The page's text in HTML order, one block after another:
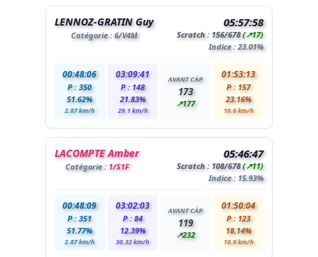
LENNOZ-GRATIN Guy
Catégorie : 6/V4M
05:57:58
Scratch : 156/678(↗17)
Indice : 23.01%
00:48:06
P : 350
51.62%
2.87 km/h
03:09:41
P : 148
21.83%
29.1 km/h
AVANT CÀP
173
↗177
01:53:13
P : 157
23.16%
10.6 km/h
LACOMPTE Amber
Catégorie : 1/S1F
05:46:47
Scratch : 108/678(↗11)
Indice : 15.93%
00:48:09
P : 351
51.77%
2.87 km/h
03:02:03
P : 84
12.39%
30.32 km/h
AVANT CÀP
119
↗232
01:50:04
P : 123
18.14%
10.9 km/h